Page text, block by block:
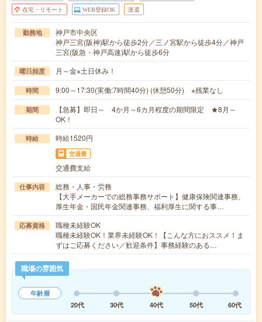
在宅・リモート WEB登録OK 派遣
勤務地
神戸市中央区
神戸三宮(阪神)駅から徒歩2分／三ノ宮駅から徒歩4分／神戸
三宮(阪急・神戸高速)駅から徒歩6分
曜日頻度 月～金※土日休み！
時間 9:00～17:30(実働:7時間40分) (休憩50分) ※残業なし
期間
【急募】即日～ 4か月～6カ月程度の期間限定 ★8月～
OK！
時給 時給1520円
交通費
交通費支給
仕事内容
総務・人事・労務
【大手メーカーでの総務事務サポート】健康保険関連事務、
厚生年金・国民年金関連事務、福利厚生に関する事…
応募資格
職種未経験OK
職種未経験OK！業界未経験OK！【こんな方におススメ！ま
ずはご応募ください／歓迎条件】事務経験のある…
職場の雰囲気
年齢層
20代
30代 40代 50代 60代